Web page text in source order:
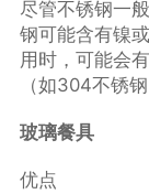
尽管不锈钢一
钢可能含有镍
用时，可能会
（如304不锈
玻璃餐具
优点